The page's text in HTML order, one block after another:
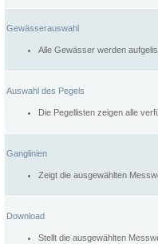
Gewässerauswahl
Alle Gewässer werden
Auswahl des Pegels
Die Pegellisten zeigen alle
Ganglinien
Zeigt die ausgewählten
Download
Stellt die ausgewählten